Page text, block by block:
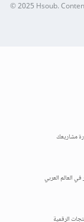
© 2025Hsoub.